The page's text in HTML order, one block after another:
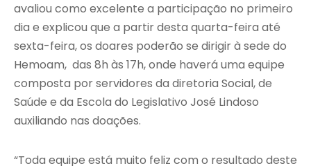
avaliou como excelente a participação no primeiro
dia e explicou que a partir desta quarta-feira até
sexta-feira, os doares poderão se dirigir à sede do
Hemoam, das 8h às 17h, onde haverá uma equipe
composta por servidores da diretoria Social, de
Saúde e da Escola do Legislativo José Lindoso
auxiliando nas doações.
“Toda equipe está muito feliz com o resultado deste